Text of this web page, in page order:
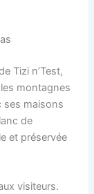
Tizi n’Test,
montagnes
ses maisons
de
et préservée
visiteurs.